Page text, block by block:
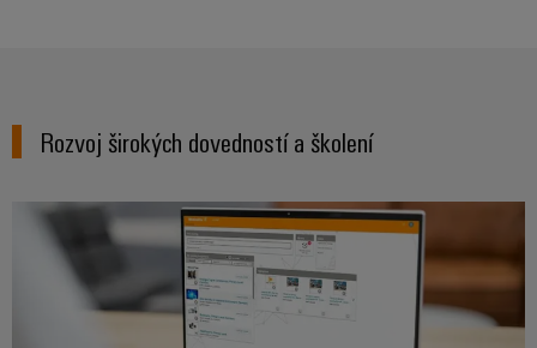
oblasti
energie
Vodík
Vodík
jako
klíčová
(OEM)
služeb
easyConnect
Pracoviště
a příslušenství
Rozvoj širokých dovedností a školení